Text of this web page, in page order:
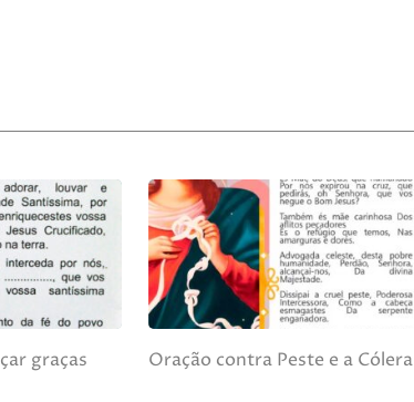
graças Oração contra Peste e a Cólera